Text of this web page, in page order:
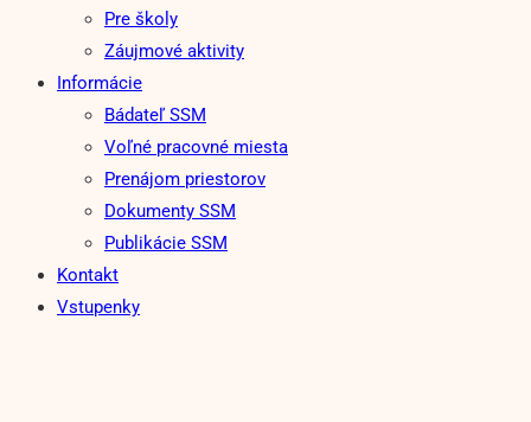
Pre školy
Záujmové aktivity
Informácie
Bádateľ SSM
Voľné pracovné miesta
Prenájom priestorov
Dokumenty SSM
Publikácie SSM
Kontakt
Vstupenky